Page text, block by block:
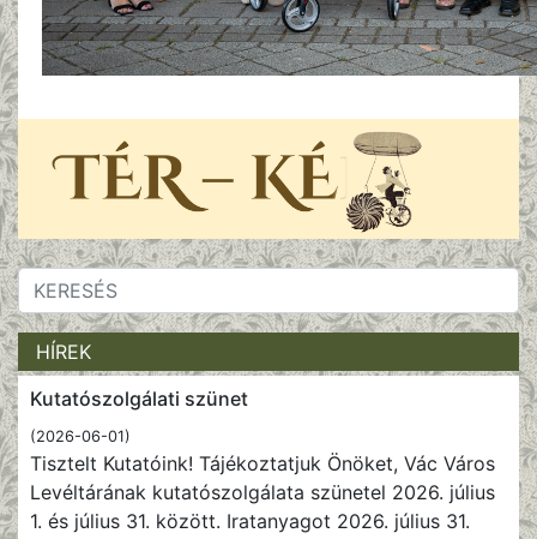
HÍREK
Kutatószolgálati szünet
(2026-06-01)
Tisztelt Kutatóink! Tájékoztatjuk Önöket, Vác Város
Levéltárának kutatószolgálata szünetel 2026. július
1. és július 31. között. Iratanyagot 2026. július 31.